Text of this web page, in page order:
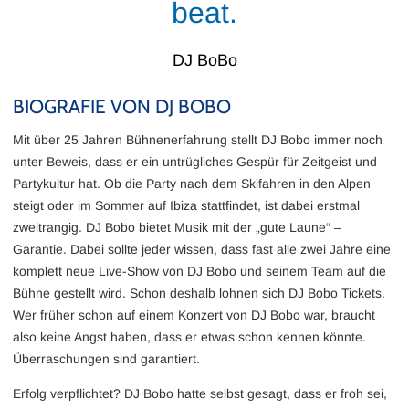
beat.
DJ BoBo
BIOGRAFIE VON DJ BOBO
Mit über 25 Jahren Bühnenerfahrung stellt DJ Bobo immer noch
unter Beweis, dass er ein untrügliches Gespür für Zeitgeist und
Partykultur hat. Ob die Party nach dem Skifahren in den Alpen
steigt oder im Sommer auf Ibiza stattfindet, ist dabei erstmal
zweitrangig. DJ Bobo bietet Musik mit der „gute Laune“ –
Garantie. Dabei sollte jeder wissen, dass fast alle zwei Jahre eine
komplett neue Live-Show von DJ Bobo und seinem Team auf die
Bühne gestellt wird. Schon deshalb lohnen sich DJ Bobo Tickets.
Wer früher schon auf einem Konzert von DJ Bobo war, braucht
also keine Angst haben, dass er etwas schon kennen könnte.
Überraschungen sind garantiert.
Erfolg verpflichtet? DJ Bobo hatte selbst gesagt, dass er froh sei,